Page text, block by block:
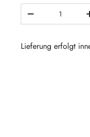
MENGE
Lieferung erfolgt